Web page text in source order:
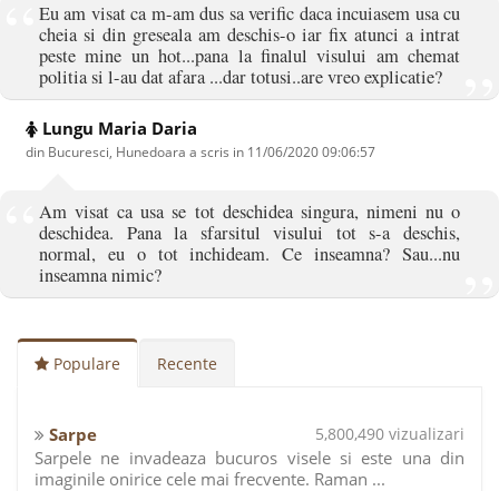
Eu am visat ca m-am dus sa verific daca incuiasem usa cu
cheia si din greseala am deschis-o iar fix atunci a intrat
peste mine un hot...pana la finalul visului am chemat
politia si l-au dat afara ...dar totusi..are vreo explicatie?
Lungu Maria Daria
din Bucuresci, Hunedoara a scris in 11/06/2020 09:06:57
Am visat ca usa se tot deschidea singura, nimeni nu o
deschidea. Pana la sfarsitul visului tot s-a deschis,
normal, eu o tot inchideam. Ce inseamna? Sau...nu
inseamna nimic?
Populare Recente
Sarpe 5,800,490 vizualizari
Sarpele ne invadeaza bucuros visele si este una din
imaginile onirice cele mai frecvente. Raman ...